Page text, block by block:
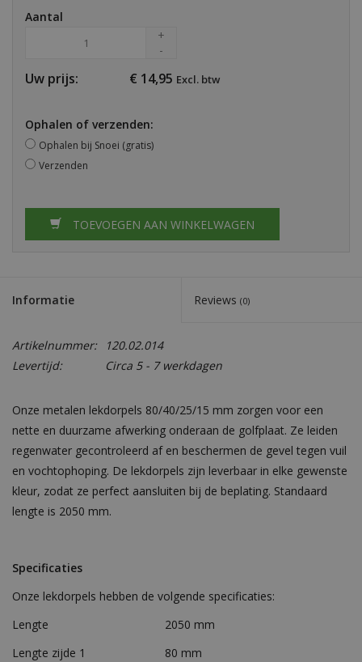
Aantal
+
-
Uw prijs: € 14,95 Excl. btw
Ophalen of verzenden:
Ophalen bij Snoei (gratis)
Verzenden
TOEVOEGEN AAN WINKELWAGEN
Informatie Reviews (0)
Artikelnummer:
120.02.014
Levertijd:
Circa 5 - 7 werkdagen
Onze metalen lekdorpels 80/40/25/15 mm zorgen voor een
nette en duurzame afwerking onderaan de golfplaat. Ze leiden
regenwater gecontroleerd af en beschermen de gevel tegen vuil
en vochtophoping. De lekdorpels zijn leverbaar in elke gewenste
kleur, zodat ze perfect aansluiten bij de beplating. Standaard
lengte is 2050 mm.
Specificaties
Onze lekdorpels hebben de volgende specificaties:
Lengte
2050 mm
Lengte zijde 1
80 mm